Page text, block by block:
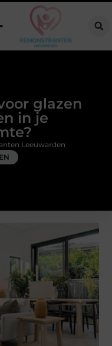
van online
glazen
in je
Leeuwarden